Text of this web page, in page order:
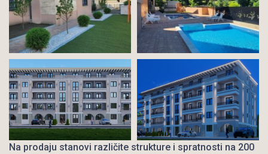
Na prodaju stanovi različite strukture i spratnosti na 200